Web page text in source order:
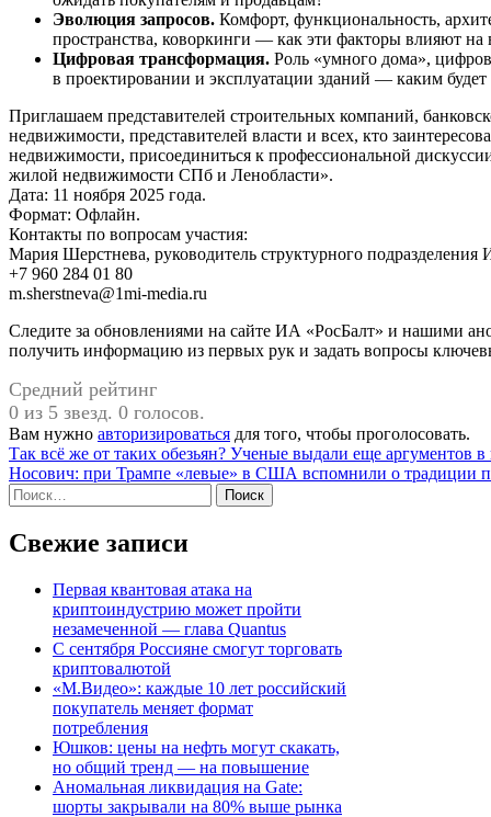
Эволюция запросов. Комфорт, функциональность,
пространства, коворкинги — как эти факторы влияют на
Цифровая трансформация. Роль «умного дома»,
в проектировании и эксплуатации зданий — каким будет
Приглашаем представителей строительных компаний,
недвижимости, представителей власти и всех, кто
недвижимости, присоединиться к профессиональной
жилой недвижимости СПб и Ленобласти».
Дата: 11 ноября 2025 года.
Формат: Офлайн.
Контакты по вопросам участия:
Мария Шерстнева, руководитель структурного подразделения
+7 960 284 01 80
m.sherstneva@1mi-media.ru
Следите за обновлениями на сайте ИА «РосБалт» и нашими
получить информацию из первых рук и задать вопросы
Средний рейтинг
0 из 5 звезд. 0 голосов.
Вам нужно авторизироваться для того, чтобы проголосовать.
Навигация
по
записям
Так всё же от таких обезьян? Ученые выдали еще аргументов
Носович: при Трампе «левые» в США вспомнили о традиции
Найти:
Свежие записи
Первая квантовая атака на
криптоиндустрию может пройти
незамеченной — глава Quantus
C сентября Россияне смогут торговать
криптовалютой
«М.Видео»: каждые 10 лет российский
покупатель меняет формат
потребления
Юшков: цены на нефть могут скакать,
но общий тренд — на повышение
Аномальная ликвидация на Gate:
шорты закрывали на 80% выше рынка